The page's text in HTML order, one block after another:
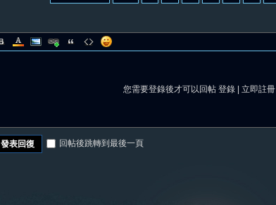
您需要登錄後才可以回帖 登錄 立即註冊
發表回復 回帖後跳轉到最後一頁